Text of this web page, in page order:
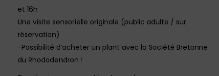
et 16h
Une visite sensorielle originale (public adulte / sur
réservation)
-Possibilité d’acheter un plant avec la Société Bretonne
du Rhododendron !